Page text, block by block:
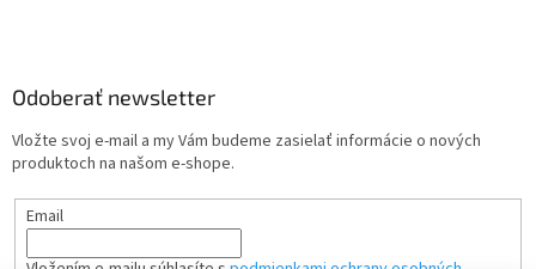
Odoberať newsletter
Vložte svoj e-mail a my Vám budeme zasielať informácie o nových
produktoch na našom e-shope.
Email